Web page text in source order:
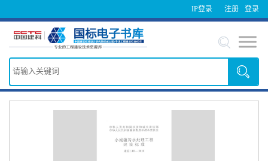
IP登录 登录
注册